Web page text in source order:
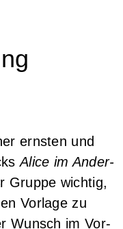
erns­ten und
Ali­ce im Ander­
Grup­pe wich­tig,
Vor­la­ge zu
Wunsch im Vor­